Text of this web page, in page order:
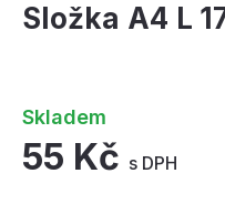
Složka A4 L
Skladem
55 Kč s DPH